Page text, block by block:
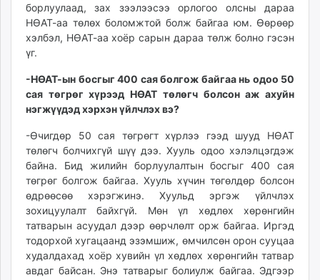
борлуулаад, зах зээлээсээ орлогоо олсны дараа
НӨАТ-аа төлөх боломжтой болж байгаа юм. Өөрөөр
хэлбэл, НӨАТ-аа хоёр сарын дараа төлж болно гэсэн
үг.
-НӨАТ-ын босгыг 400 сая болгож байгаа нь одоо 50
сая төгрөг хүрээд НӨАТ төлөгч болсон аж ахуйн
нэгжүүдэд хэрхэн үйлчлэх вэ?
-Өчигдөр 50 сая төгрөгт хүрлээ гээд шууд НӨАТ
төлөгч болчихгүй шүү дээ. Хууль одоо хэлэлцэгдэж
байна. Бид жилийн борлуулалтын босгыг 400 сая
төгрөг болгож байгаа. Хууль хүчин төгөлдөр болсон
өдрөөсөө хэрэгжинэ. Хуульд эргэж үйлчлэх
зохицуулалт байхгүй. Мөн үл хөдлөх хөрөнгийн
татварын асуудал дээр өөрчлөлт орж байгаа. Иргэд
тодорхой хугацаанд эзэмшиж, өмчилсөн орон сууцаа
худалдахад хоёр хувийн үл хөдлөх хөрөнгийн татвар
авдаг байсан. Энэ татварыг болиулж байгаа. Эдгээр